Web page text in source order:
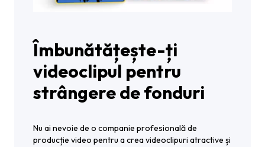
Îmbunătățește-ți
videoclipul pentru
strângere de fonduri
Nu ai nevoie de o companie profesională de
producție video pentru a crea videoclipuri atractive și